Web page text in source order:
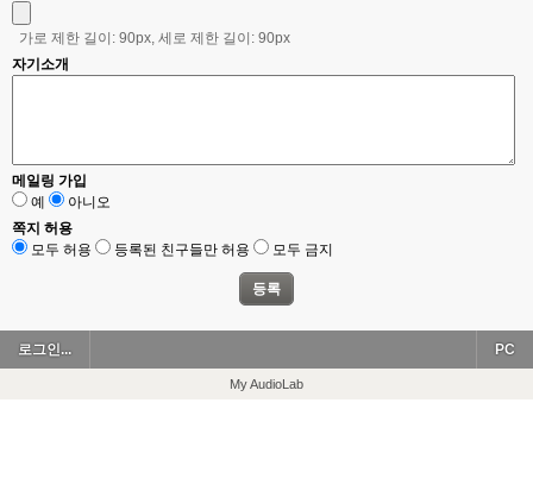
가로 제한 길이: 90px, 세로 제한 길이: 90px
자기소개
메일링 가입
예
아니오
쪽지 허용
모두 허용
등록된 친구들만 허용 모두 금지
로그인... PC
My AudioLab